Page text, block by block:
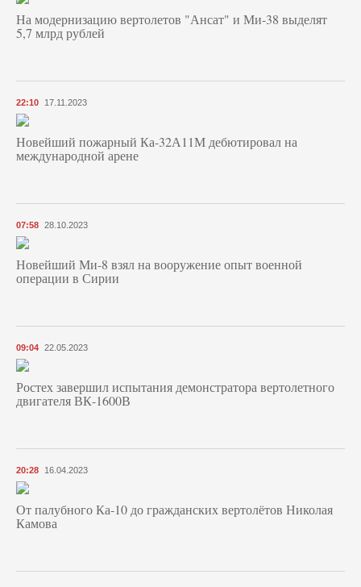
На модернизацию вертолетов "Ансат" и Ми-38 выделят
5,7 млрд рублей
22:10 17.11.2023
Новейший пожарный Ка-32А11М дебютировал на
международной арене
07:58 28.10.2023
Новейший Ми-8 взял на вооружение опыт военной
операции в Сирии
09:04 22.05.2023
Ростех завершил испытания демонстратора вертолетного
двигателя ВК-1600В
20:28 16.04.2023
От палубного Ка-10 до гражданских вертолётов Николая
Камова